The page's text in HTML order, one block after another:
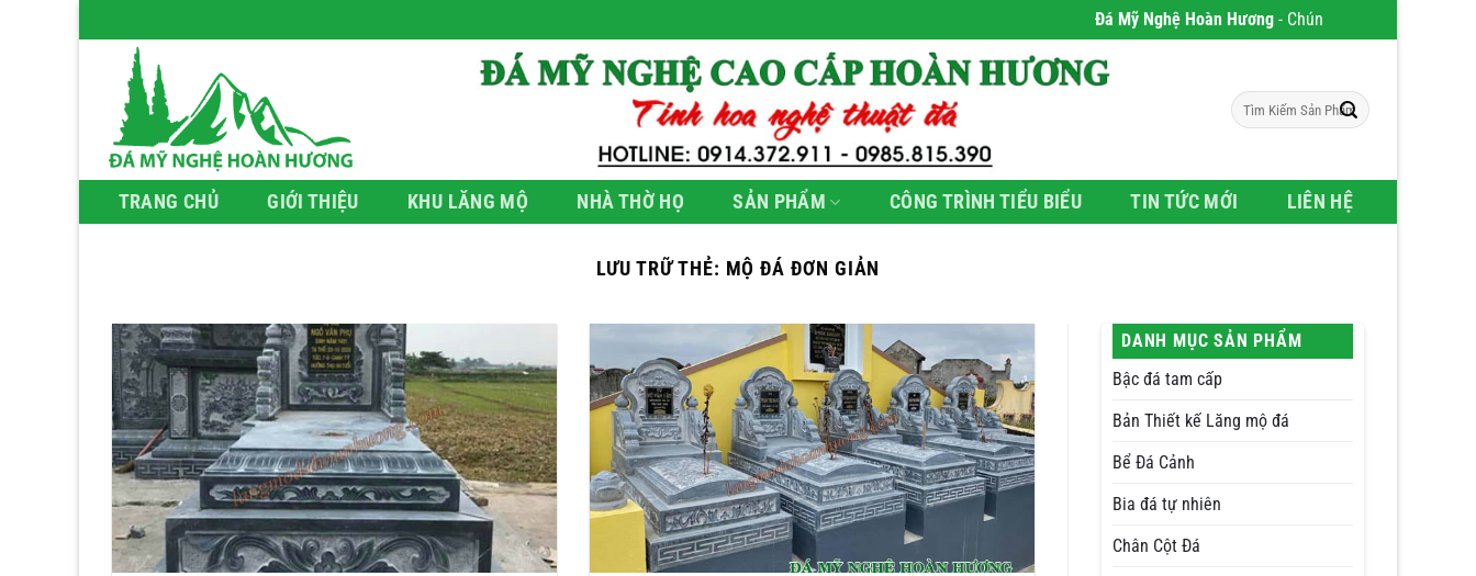
qua
Đá Mỹ Nghệ Hoàn Hương- Chúng tôi chuyên phân phối Sản
Tìm
kiếm:
TRANG CHỦ GIỚI THIỆU KHU LĂNG MỘ NHÀ THỜ HỌ SẢN PHẨM CÔNG TRÌNH TIỂU BIỂU TIN TỨC MỚI LIÊN HỆ
LƯU TRỮ THẺ: MỘ ĐÁ ĐƠN GIẢN
DANH MỤC SẢN PHẨM
Bậc đá tam cấp
Bản Thiết kế Lăng mộ đá
Bể Đá Cảnh
Bia đá tự nhiên
Chân Cột Đá